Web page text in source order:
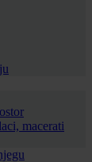
macerati